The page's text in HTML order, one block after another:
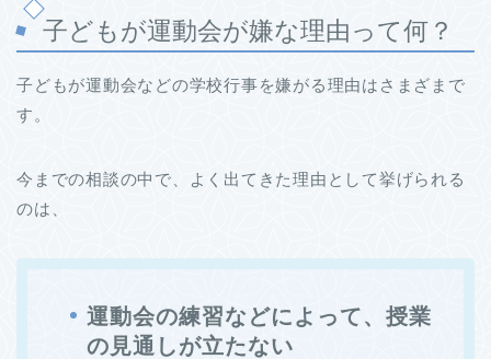
子どもが運動会が嫌な理由って何？
子どもが運動会などの学校行事を嫌がる理由はさまざまで
す。
今までの相談の中で、よく出てきた理由として挙げられる
のは、
運動会の練習などによって、授業
の見通しが立たない